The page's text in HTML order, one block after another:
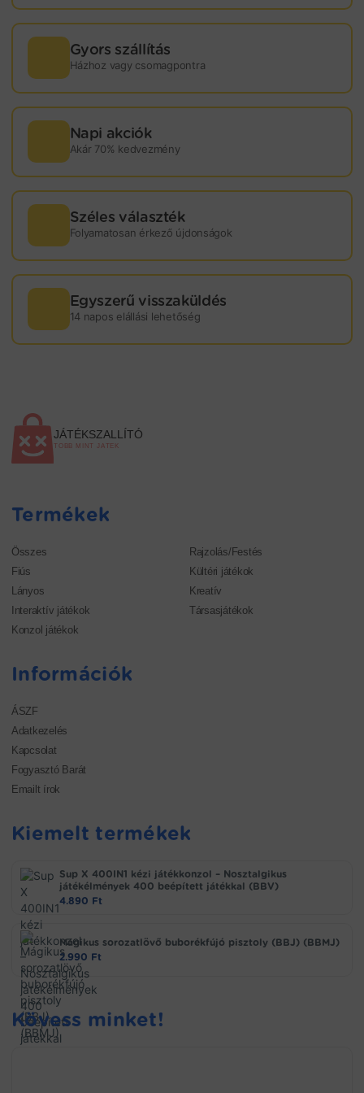
Gyors szállítás
Házhoz vagy csomagpontra
Napi akciók
Akár 70% kedvezmény
Széles választék
Folyamatosan érkező újdonságok
Egyszerű visszaküldés
14 napos elállási lehetőség
JÁTÉKSZALLÍTÓ
TÖBB MINT JÁTÉK
Termékek
Összes
Fiús
Lányos
Interaktív játékok
Konzol játékok
Rajzolás/Festés
Kültéri játékok
Kreatív
Társasjátékok
Információk
ÁSZF
Adatkezelés
Kapcsolat
Fogyasztó Barát
Emailt írok
Kiemelt termékek
Sup X 400IN1 kézi játékkonzol – Nosztalgikus
játékélmények 400 beépített játékkal (BBV)
4.890 Ft
Mágikus sorozatlövő buborékfújó pisztoly (BBJ) (BBMJ)
2.990 Ft
Kövess minket!